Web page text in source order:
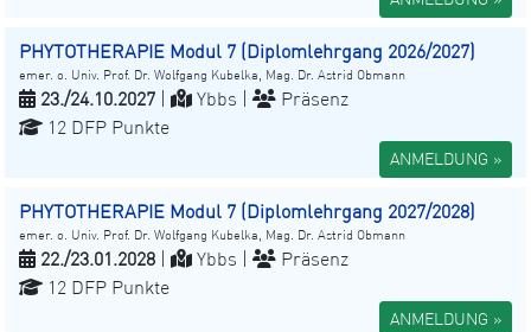
PHYTOTHERAPIE Modul 7 (Diplomlehrgang 2026/2027)
emer. o. Univ. Prof. Dr. Wolfgang Kubelka, Mag. Dr. Astrid Obmann
23./24.10.2027 Ybbs |
Präsenz
12 DFP Punkte
ANMELDUNG »
PHYTOTHERAPIE Modul 7 (Diplomlehrgang 2027/2028)
emer. o. Univ. Prof. Dr. Wolfgang Kubelka, Mag. Dr. Astrid Obmann
22./23.01.2028 Ybbs |
Präsenz
12 DFP Punkte
ANMELDUNG »